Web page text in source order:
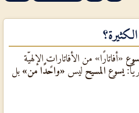
«أفاتارًا» من الأفاتاراتٍ الإلهيّة
يسوع المسيح ليس «واحدًا من» بل